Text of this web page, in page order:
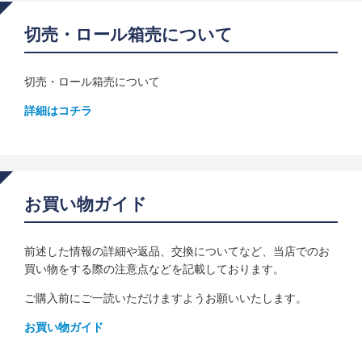
切売・ロール箱売について
切売・ロール箱売について
詳細はコチラ
お買い物ガイド
前述した情報の詳細や返品、交換についてなど、当店でのお
買い物をする際の注意点などを記載しております。
ご購入前にご一読いただけますようお願いいたします。
お買い物ガイド